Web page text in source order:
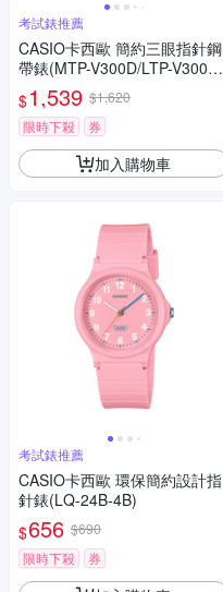
考試錶推薦
CASIO卡西歐 簡約三眼指針鋼
帶錶(MTP-V300D/LTP-V300D)
/ 考試錶
$1,539 $1,620
限時下殺
券
加入購物車
考試錶推薦
CASIO卡西歐 環保簡約設計指
針錶(LQ-24B-4B)
$656 $690
限時下殺
券